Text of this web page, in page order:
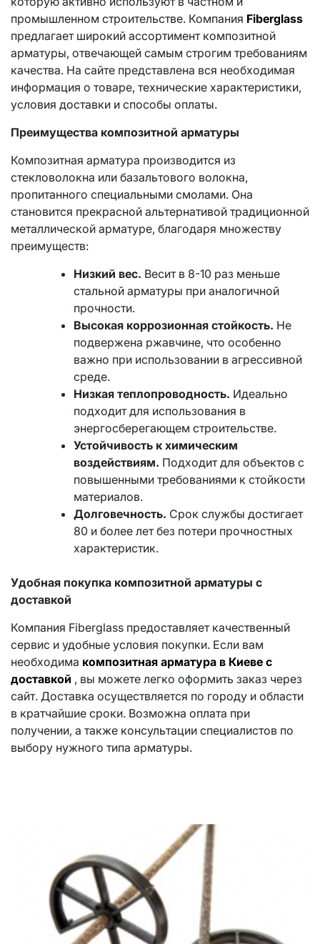
промышленном строительстве. Компания Fiberglass
предлагает широкий ассортимент композитной
арматуры, отвечающей самым строгим требованиям
качества. На сайте представлена вся необходимая
информация о товаре, технические характеристики,
условия доставки и способы оплаты.
Преимущества композитной арматуры
Композитная арматура производится из
стекловолокна или базальтового волокна,
пропитанного специальными смолами. Она
становится прекрасной альтернативой традиционной
металлической арматуре, благодаря множеству
преимуществ:
Низкий вес. Весит в 8-10 раз меньше
стальной арматуры при аналогичной
прочности.
Высокая коррозионная стойкость. Не
подвержена ржавчине, что особенно
важно при использовании в агрессивной
среде.
Низкая теплопроводность. Идеально
подходит для использования в
энергосберегающем строительстве.
Устойчивость к химическим
воздействиям. Подходит для объектов с
повышенными требованиями к стойкости
материалов.
Долговечность. Срок службы достигает
80 и более лет без потери прочностных
характеристик.
Удобная покупка композитной арматуры с
доставкой
Компания Fiberglass предоставляет качественный
сервис и удобные условия покупки. Если вам
необходима композитная арматура в Киеве c
доставкой , вы можете легко оформить заказ через
сайт. Доставка осуществляется по городу и области
в кратчайшие сроки. Возможна оплата при
получении, а также консультации специалистов по
выбору нужного типа арматуры.